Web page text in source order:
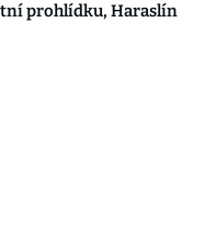
prohlídku, Haraslín